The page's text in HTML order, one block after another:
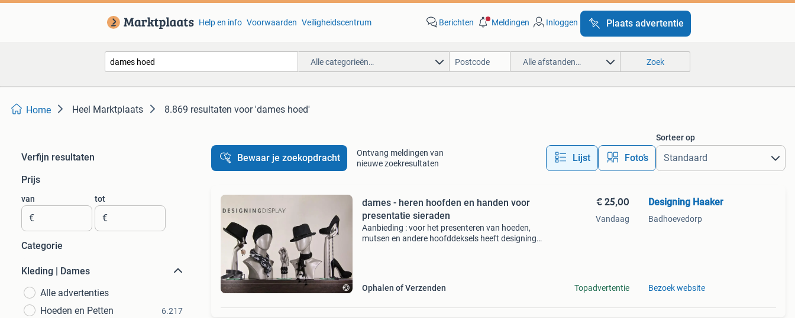
Help en info Voorwaarden Veiligheidscentrum Berichten Meldingen Inloggen Plaats advertentie
Alle categorieën… Alle afstanden… Zoek
Home Heel Marktplaats 8.869 resultaten voor 'dames hoed'
Verfijn resultaten
Prijs
van
€
tot
€
Categorie
Kleding | Dames
Alle advertenties
Hoeden en Petten
6.217
Bewaar je zoekopdracht
Ontvang meldingen van
nieuwe zoekresultaten
Lijst Foto’s
Sorteer op
dames - heren hoofden en handen voor
presentatie sieraden
Aanbieding : voor het presenteren van hoeden,
mutsen en andere hoofddeksels heeft designing
Ophalen of Verzenden
€ 25,00
Vandaag
Topadvertentie
Designing Haaker
Badhoevedorp
Bezoek website